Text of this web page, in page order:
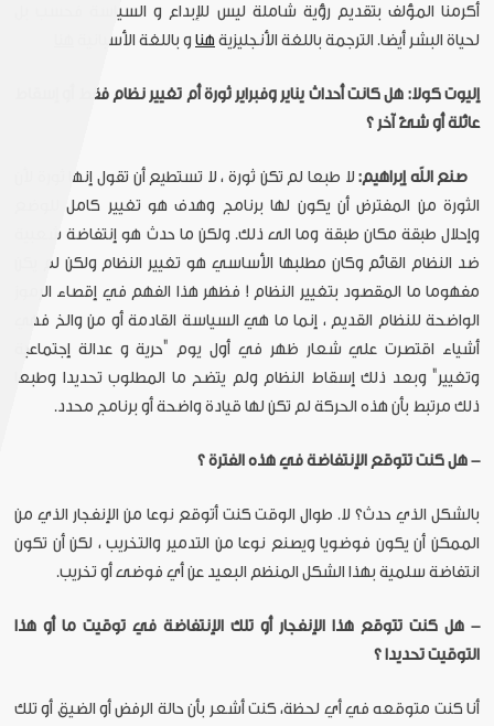
أكرمنا المؤلف بتقديم رؤية شاملة ليس للإبداع و السياسة فحسب بل
لحياة البشر أيضا. الترجمة باللغة الأنجليزية هنا و باللغة الأسبانية
إليوت كولا: هل كانتأحداث يناير وفبراير ثورة أم تغيير نظام فقط أو إسقاط
عائلة أو شئ آخر ؟
صنع الله إبراهيم:لا طبعا لم تكن ثورة ، لا تستطيع أن تقول إنها ثورة لأن
الثورة من المفترض أن يكون لها برنامج وهدف هو تغيير كامل للوضع
وإحلال طبقة مكان طبقة وما الى ذلك. ولكن ما حدث هو إنتفاضة شعبية
ضد النظام القائم وكان مطلبها الأساسي هو تغيير النظام ولكن لم يكن
مفهوما ما المقصود بتغيير النظام ! فظهر هذا الفهم في إقصاء الرموز
الواضحة للنظام القديم ، إنما ما هي السياسة القادمة أو من والخ فهي
أشياء اقتصرت علي شعار ظهر في أول يوم "حرية و عدالة إجتماعية
وتغيير" وبعد ذلك إسقاط النظام ولم يتضح ما المطلوب تحديدا وطبعا
ذلك مرتبط بأن هذه الحركة لم تكن لها قيادة واضحة أو برنامج محدد.
- هل كنت تتوقع الإنتفاضة في هذه الفترة ؟
بالشكل الذي حدث؟ لا. طوال الوقت كنت أتوقع نوعا من الإنفجار الذي من
الممكن أن يكون فوضويا ويصنع نوعا من التدمير والتخريب ، لكن أن تكون
انتفاضة سلمية بهذا الشكل المنظم البعيد عن أي فوضى أو تخريب.
- هل كنت تتوقع هذا الإنفجار أو تلك الإنتفاضة في توقيت ما أو هذا
التوقيت تحديدا ؟
أنا كنت متوقعه في أي لحظة، كنت أشعر بأن حالة الرفض أو الضيق أو تلك